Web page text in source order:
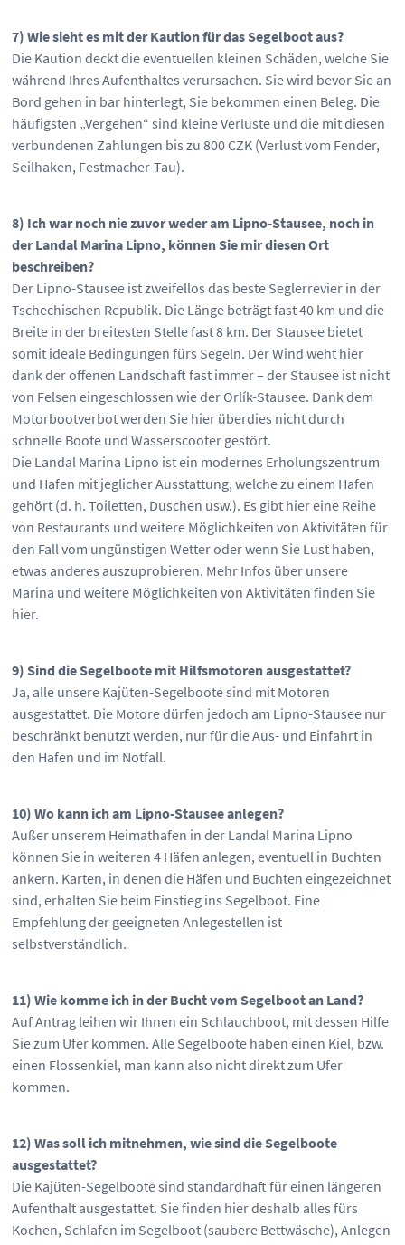
7) Wie sieht es mit der Kaution für das Segelboot aus?
Die Kaution deckt die eventuellen kleinen Schäden, welche Sie
während Ihres Aufenthaltes verursachen. Sie wird bevor Sie an
Bord gehen in bar hinterlegt, Sie bekommen einen Beleg. Die
häufigsten „Vergehen“ sind kleine Verluste und die mit diesen
verbundenen Zahlungen bis zu 800 CZK (Verlust vom Fender,
Seilhaken, Festmacher-Tau).
8) Ich war noch nie zuvor weder am Lipno-Stausee, noch in
der Landal Marina Lipno, können Sie mir diesen Ort
beschreiben?
Der Lipno-Stausee ist zweifellos das beste Seglerrevier in der
Tschechischen Republik. Die Länge beträgt fast 40 km und die
Breite in der breitesten Stelle fast 8 km. Der Stausee bietet
somit ideale Bedingungen fürs Segeln. Der Wind weht hier
dank der offenen Landschaft fast immer – der Stausee ist nicht
von Felsen eingeschlossen wie der Orlík-Stausee. Dank dem
Motorbootverbot werden Sie hier überdies nicht durch
schnelle Boote und Wasserscooter gestört.
Die Landal Marina Lipno ist ein modernes Erholungszentrum
und Hafen mit jeglicher Ausstattung, welche zu einem Hafen
gehört (d. h. Toiletten, Duschen usw.). Es gibt hier eine Reihe
von Restaurants und weitere Möglichkeiten von Aktivitäten für
den Fall vom ungünstigen Wetter oder wenn Sie Lust haben,
etwas anderes auszuprobieren. Mehr Infos über unsere
Marina und weitere Möglichkeiten von Aktivitäten finden Sie
hier.
9) Sind die Segelboote mit Hilfsmotoren ausgestattet?
Ja, alle unsere Kajüten-Segelboote sind mit Motoren
ausgestattet. Die Motore dürfen jedoch am Lipno-Stausee nur
beschränkt benutzt werden, nur für die Aus- und Einfahrt in
den Hafen und im Notfall.
10) Wo kann ich am Lipno-Stausee anlegen?
Außer unserem Heimathafen in der Landal Marina Lipno
können Sie in weiteren 4 Häfen anlegen, eventuell in Buchten
ankern. Karten, in denen die Häfen und Buchten eingezeichnet
sind, erhalten Sie beim Einstieg ins Segelboot. Eine
Empfehlung der geeigneten Anlegestellen ist
selbstverständlich.
11) Wie komme ich in der Bucht vom Segelboot an Land?
Auf Antrag leihen wir Ihnen ein Schlauchboot, mit dessen Hilfe
Sie zum Ufer kommen. Alle Segelboote haben einen Kiel, bzw.
einen Flossenkiel, man kann also nicht direkt zum Ufer
kommen.
12) Was soll ich mitnehmen, wie sind die Segelboote
ausgestattet?
Die Kajüten-Segelboote sind standardhaft für einen längeren
Aufenthalt ausgestattet. Sie finden hier deshalb alles fürs
Kochen, Schlafen im Segelboot (saubere Bettwäsche), Anlegen